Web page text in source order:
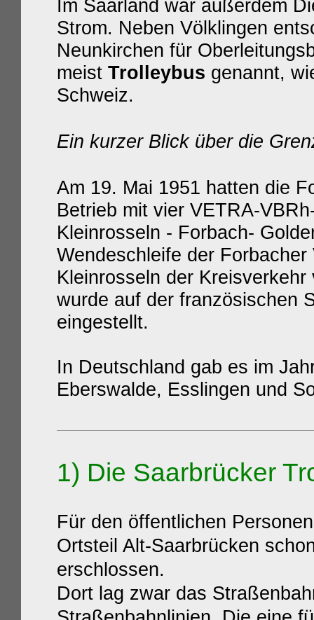
Im Saarland war außerdem
Strom. Neben Völklingen
Neunkirchen für
meist Trolleybus genannt,
Schweiz.
Ein kurzer Blick über die
Am 19. Mai 1951 hatten die
Betrieb mit vier VETRA-
Kleinrosseln - Forbach-
Wendeschleife der
Kleinrosseln der
wurde auf der französischen
eingestellt.
In Deutschland gab es im
Eberswalde, Esslingen und
1) Die Saarbrücker
Für den öffentlichen
Ortsteil Alt-Saarbrücken
erschlossen.
Dort lag zwar das